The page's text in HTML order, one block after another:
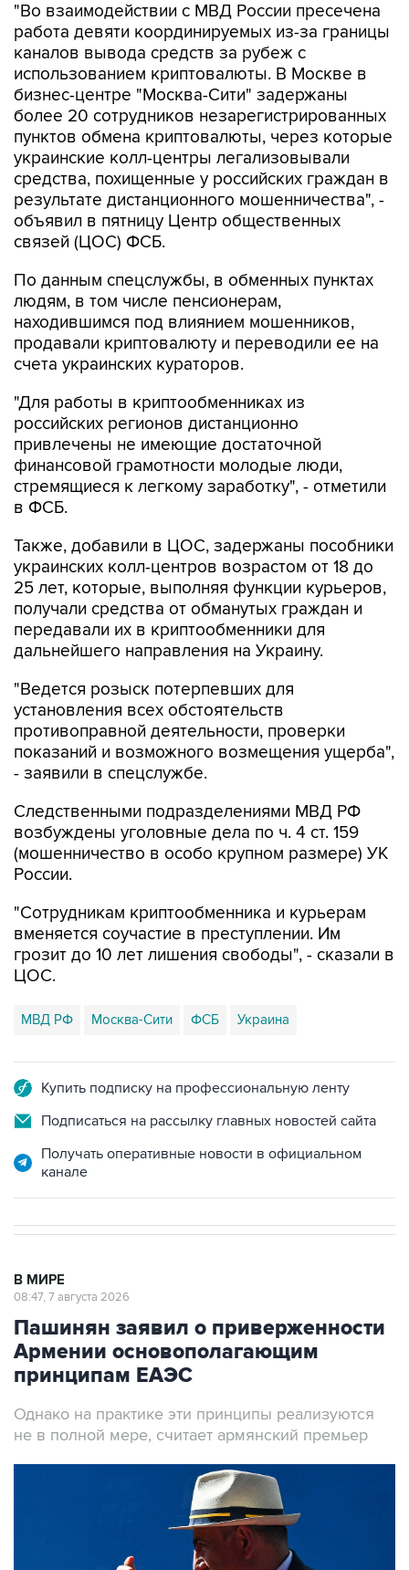
"Во взаимодействии с МВД России пресечена
работа девяти координируемых из-за границы
каналов вывода средств за рубеж с
использованием криптовалюты. В Москве в
бизнес-центре "Москва-Сити" задержаны
более 20 сотрудников незарегистрированных
пунктов обмена криптовалюты, через которые
украинские колл-центры легализовывали
средства, похищенные у российских граждан в
результате дистанционного мошенничества", -
объявил в пятницу Центр общественных
связей (ЦОС) ФСБ.
По данным спецслужбы, в обменных пунктах
людям, в том числе пенсионерам,
находившимся под влиянием мошенников,
продавали криптовалюту и переводили ее на
счета украинских кураторов.
"Для работы в криптообменниках из
российских регионов дистанционно
привлечены не имеющие достаточной
финансовой грамотности молодые люди,
стремящиеся к легкому заработку", - отметили
в ФСБ.
Также, добавили в ЦОС, задержаны пособники
украинских колл-центров возрастом от 18 до
25 лет, которые, выполняя функции курьеров,
получали средства от обманутых граждан и
передавали их в криптообменники для
дальнейшего направления на Украину.
"Ведется розыск потерпевших для
установления всех обстоятельств
противоправной деятельности, проверки
показаний и возможного возмещения ущерба",
- заявили в спецслужбе.
Следственными подразделениями МВД РФ
возбуждены уголовные дела по ч. 4 ст. 159
(мошенничество в особо крупном размере) УК
России.
"Сотрудникам криптообменника и курьерам
вменяется соучастие в преступлении. Им
грозит до 10 лет лишения свободы", - сказали в
ЦОС.
МВД РФ Москва-Сити ФСБ Украина
Купить подписку на профессиональную ленту
Подписаться на рассылку главных новостей сайта
Получать оперативные новости в официальном
канале
В МИРЕ
08:47, 7 августа 2026
Пашинян заявил о приверженности
Армении основополагающим
принципам ЕАЭС
Однако на практике эти принципы реализуются
не в полной мере, считает армянский премьер